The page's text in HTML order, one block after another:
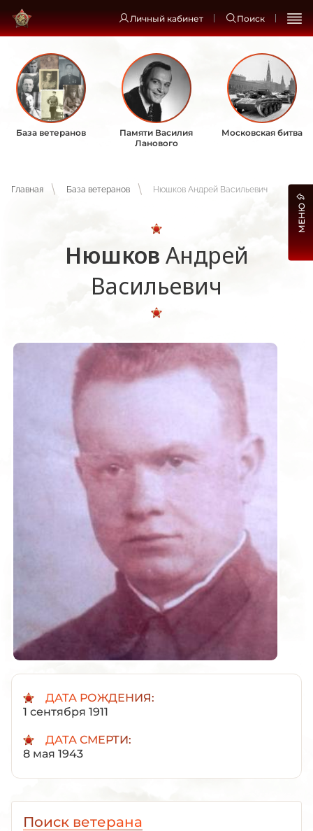
Личный кабинет Поиск
База ветеранов
Памяти Василия
Ланового
Московская битва
Главная База ветеранов Нюшков Андрей Васильевич
Нюшков Андрей
Васильевич
ДАТА РОЖДЕНИЯ:
1 сентября 1911
ДАТА СМЕРТИ:
8 мая 1943
Поиск ветерана
МЕНЮ